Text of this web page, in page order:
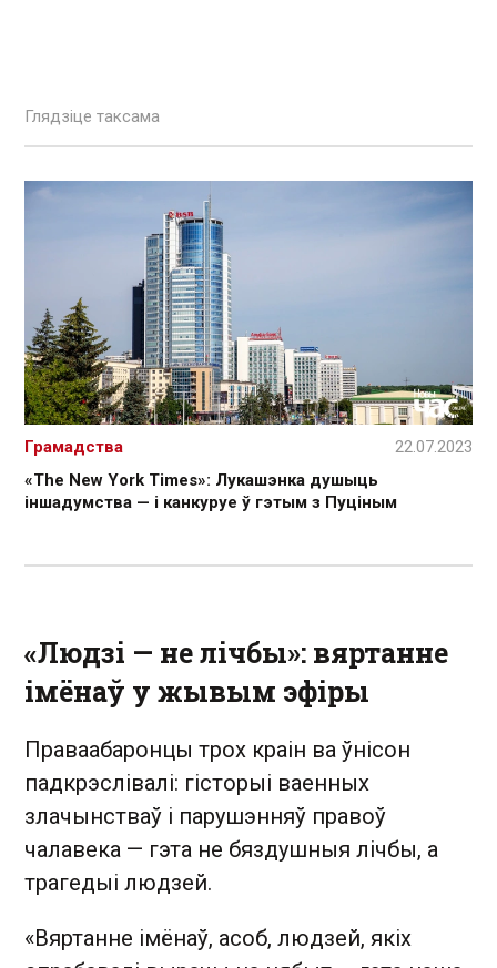
Глядзіце таксама
«The New York Times»: Лукашэнка душыць
іншадумства — і канкуруе ў гэтым з Пуціным
Грамадства 22.07.2023
«Людзі — не лічбы»: вяртанне
імёнаў у жывым эфіры
Праваабаронцы трох краін ва ўнісон
падкрэслівалі: гісторыі ваенных
злачынстваў і парушэнняў правоў
чалавека — гэта не бяздушныя лічбы, а
трагедыі людзей.
«Вяртанне імёнаў, асоб, людзей, якіх